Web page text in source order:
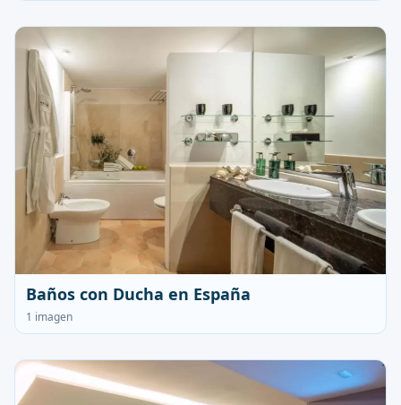
Baños con Ducha en España
1 imagen